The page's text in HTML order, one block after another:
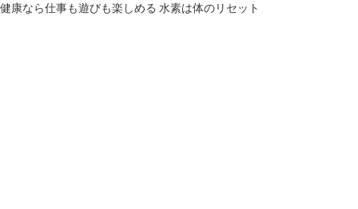
健康なら仕事も遊びも楽しめる 水素は体のリセット